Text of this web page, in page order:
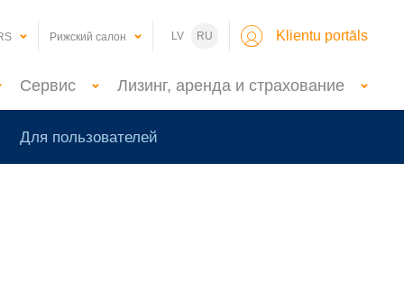
Рижский салон LV RU Klientu portāls
Сервис Лизинг, аренда и страхование
Для пользователей